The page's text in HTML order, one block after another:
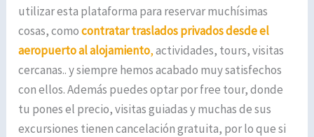
utilizar esta plataforma para reservar muchísimas
cosas, comocontratar traslados privados desde el
aeropuerto al alojamiento,actividades, tours, visitas
cercanas.. y siempre hemos acabado muy satisfechos
con ellos. Además puedes optar por free tour, donde
tu pones el precio, visitas guiadas y muchas de sus
excursiones tienen cancelación gratuita, por lo que si